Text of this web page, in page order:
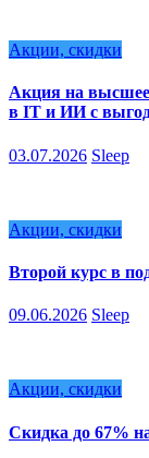
Акции, скидки
Акция на высшее
в IT и ИИ с
03.07.2026 Sleep
Акции, скидки
Второй курс в
09.06.2026 Sleep
Акции, скидки
Скидка до 67%